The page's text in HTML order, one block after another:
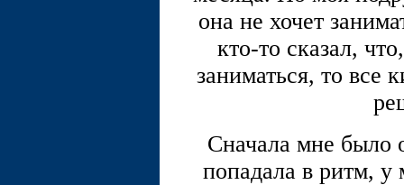
она не хочет
кто-то сказал,
заниматься, то все
Сначала мне было
попадала в ритм,